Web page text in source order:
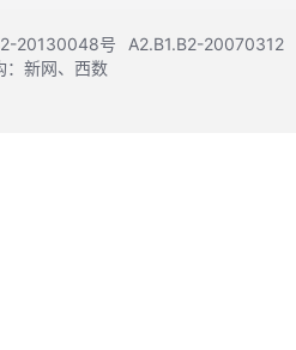
20130048号
A2.B1.B2-20070312
：新网、西数